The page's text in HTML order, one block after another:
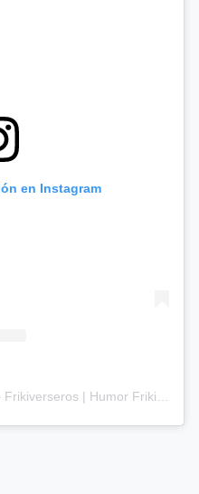
en Instagram